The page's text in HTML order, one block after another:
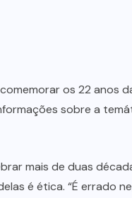
os 22 anos
sobre a
mais de duas
é ética. “É errado